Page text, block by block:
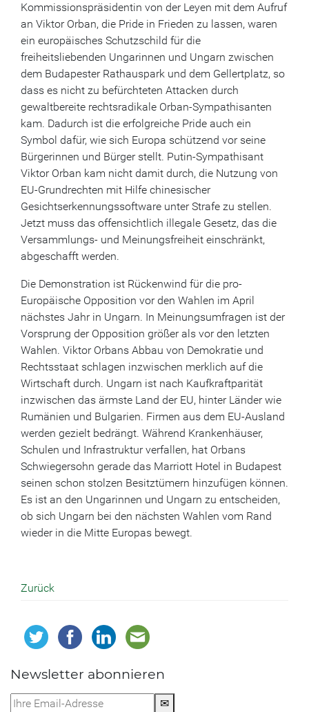
Kommissionspräsidentin von der Leyen mit dem Aufruf
an Viktor Orban, die Pride in Frieden zu lassen, waren
ein europäisches Schutzschild für die
freiheitsliebenden Ungarinnen und Ungarn zwischen
dem Budapester Rathauspark und dem Gellertplatz, so
dass es nicht zu befürchteten Attacken durch
gewaltbereite rechtsradikale Orban-Sympathisanten
kam. Dadurch ist die erfolgreiche Pride auch ein
Symbol dafür, wie sich Europa schützend vor seine
Bürgerinnen und Bürger stellt. Putin-Sympathisant
Viktor Orban kam nicht damit durch, die Nutzung von
EU-Grundrechten mit Hilfe chinesischer
Gesichtserkennungssoftware unter Strafe zu stellen.
Jetzt muss das offensichtlich illegale Gesetz, das die
Versammlungs- und Meinungsfreiheit einschränkt,
abgeschafft werden.
Die Demonstration ist Rückenwind für die pro-
Europäische Opposition vor den Wahlen im April
nächstes Jahr in Ungarn. In Meinungsumfragen ist der
Vorsprung der Opposition größer als vor den letzten
Wahlen. Viktor Orbans Abbau von Demokratie und
Rechtsstaat schlagen inzwischen merklich auf die
Wirtschaft durch. Ungarn ist nach Kaufkraftparität
inzwischen das ärmste Land der EU, hinter Länder wie
Rumänien und Bulgarien. Firmen aus dem EU-Ausland
werden gezielt bedrängt. Während Krankenhäuser,
Schulen und Infrastruktur verfallen, hat Orbans
Schwiegersohn gerade das Marriott Hotel in Budapest
seinen schon stolzen Besitztümern hinzufügen können.
Es ist an den Ungarinnen und Ungarn zu entscheiden,
ob sich Ungarn bei den nächsten Wahlen vom Rand
wieder in die Mitte Europas bewegt.
Zurück
Newsletter abonnieren
✉